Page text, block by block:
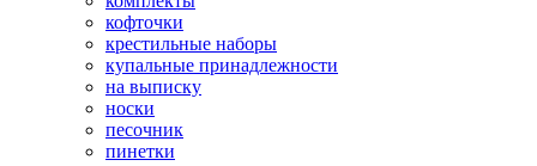
кофточки
крестильные наборы
купальные принадлежности
на выписку
носки
песочник
пинетки